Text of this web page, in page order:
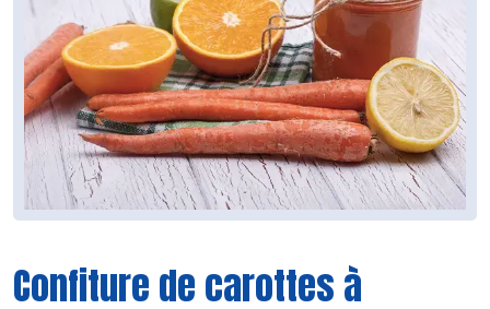
Confiture de carottes à